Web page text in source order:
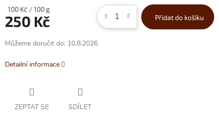
Měrná
cena:
100 Kč / 100 g
250 Kč Přidat do košíku
Můžeme doručit do: 10.8.2026
Detailní informace
ZEPTAT SE SDÍLET